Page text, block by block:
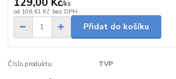
/ks
od 106,61 Kč bez DPH
Přidat do košíku
Číslo produktu: TVP